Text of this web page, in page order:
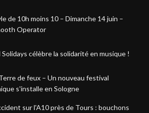
de 10h moins 10 – Dimanche 14 juin –
Operator
célèbre la solidarité en musique !
de feux – Un nouveau festival
s'installe en Sologne
sur l'A10 près de Tours : bouchons